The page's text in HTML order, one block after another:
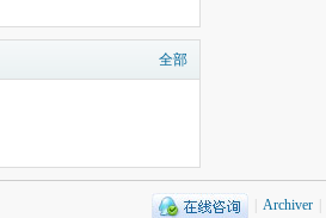
全部
Archiver